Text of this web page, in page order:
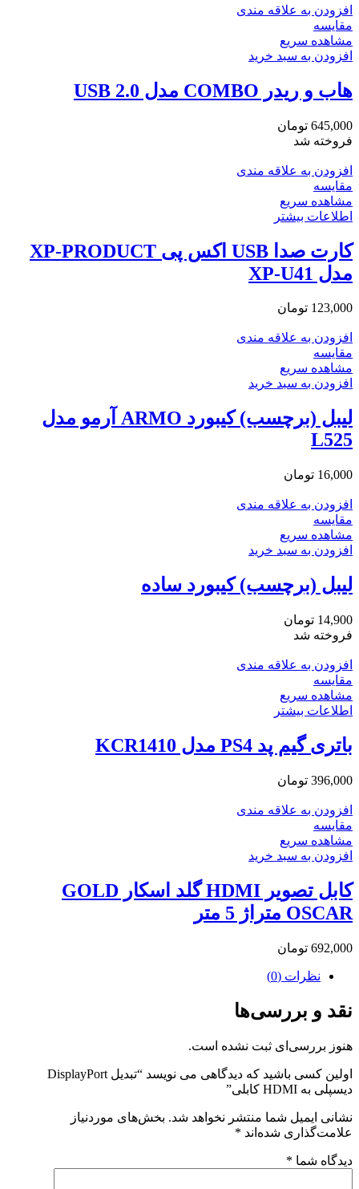
افزودن به علاقه مندی
مقایسه
مشاهده سریع
افزودن به سبد خرید
هاب و ریدر COMBO مدل USB 2.0
645,000 تومان
فروخته شد
افزودن به علاقه مندی
مقایسه
مشاهده سریع
اطلاعات بیشتر
کارت صدا USB اکس پی XP-PRODUCT
مدل XP-U41
123,000 تومان
افزودن به علاقه مندی
مقایسه
مشاهده سریع
افزودن به سبد خرید
لیبل (برچسب) کیبورد ARMO آرمو مدل
L525
16,000 تومان
افزودن به علاقه مندی
مقایسه
مشاهده سریع
افزودن به سبد خرید
لیبل (برچسب) کیبورد ساده
14,900 تومان
فروخته شد
افزودن به علاقه مندی
مقایسه
مشاهده سریع
اطلاعات بیشتر
باتری گیم پد PS4 مدل KCR1410
396,000 تومان
افزودن به علاقه مندی
مقایسه
مشاهده سریع
افزودن به سبد خرید
کابل تصویر HDMI گلد اسکار GOLD
OSCAR متراژ 5 متر
692,000 تومان
نظرات (0)
نقد و بررسی‌ها
هنوز بررسی‌ای ثبت نشده است.
اولین کسی باشید که دیدگاهی می نویسد “تبدیل DisplayPort
دیسپلی به HDMI کابلی”
نشانی ایمیل شما منتشر نخواهد شد. بخش‌های موردنیاز
علامت‌گذاری شده‌اند *
دیدگاه شما *